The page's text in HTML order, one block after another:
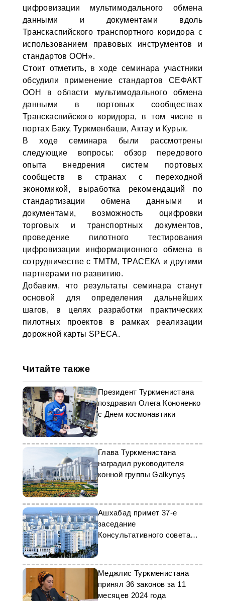
цифровизации мультимодального обмена
данными и документами вдоль
Транскаспийского транспортного коридора с
использованием правовых инструментов и
стандартов ООН».
Стоит отметить, в ходе семинара участники
обсудили применение стандартов СЕФАКТ
ООН в области мультимодального обмена
данными в портовых сообществах
Транскаспийского коридора, в том числе в
портах Баку, Туркменбаши, Актау и Курык.
В ходе семинара были рассмотрены
следующие вопросы: обзор передового
опыта внедрения систем портовых
сообществ в странах с переходной
экономикой, выработка рекомендаций по
стандартизации обмена данными и
документами, возможность оцифровки
торговых и транспортных документов,
проведение пилотного тестирования
цифровизации информационного обмена в
сотрудничестве с ТМТМ, ТРАСЕКА и другими
партнерами по развитию.
Добавим, что результаты семинара станут
основой для определения дальнейших
шагов, в целях разработки практических
пилотных проектов в рамках реализации
дорожной карты SPECA.
Читайте также
Президент Туркменистана
поздравил Олега Кононенко
с Днем космонавтики
Глава Туркменистана
наградил руководителя
конной группы Galkynyş
Ашхабад примет 37-е
заседание
Консультативного совета
СНГ
Меджлис Туркменистана
принял 36 законов за 11
месяцев 2024 года